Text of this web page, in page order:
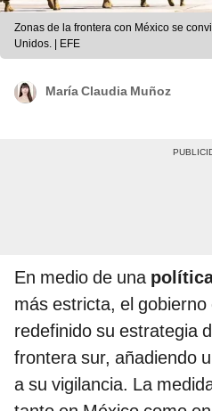
Zonas de la frontera con México se
Unidos. | EFE
María Claudia Muñoz
En medio de una
más estricta, el gobierno
redefinido su estrategia
frontera sur, añadiendo
a su vigilancia. La